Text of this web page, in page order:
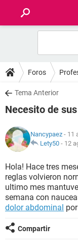
FOROS
SALUD
NUTRICIÓN
BIENESTAR
SEXUALIDAD
GLOSARIO
Foros
Tema Anterior
Necesito de
Nancypaez - 11
Lety50 - 12
Hola! Hace tres
reglas volvieron
ultimo mes mantuve
semana con
dolor abdominal
Compartir